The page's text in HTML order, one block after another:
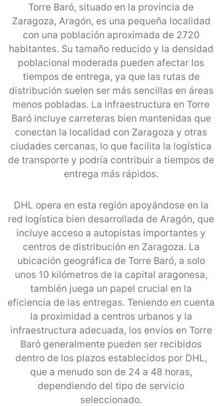
Torre Baró, situado en la provincia de
Zaragoza, Aragón, es una pequeña localidad
con una población aproximada de 2720
habitantes. Su tamaño reducido y la densidad
poblacional moderada pueden afectar los
tiempos de entrega, ya que las rutas de
distribución suelen ser más sencillas en áreas
menos pobladas. La infraestructura en Torre
Baró incluye carreteras bien mantenidas que
conectan la localidad con Zaragoza y otras
ciudades cercanas, lo que facilita la logística
de transporte y podría contribuir a tiempos de
entrega más rápidos.
DHL opera en esta región apoyándose en la
red logística bien desarrollada de Aragón, que
incluye acceso a autopistas importantes y
centros de distribución en Zaragoza. La
ubicación geográfica de Torre Baró, a solo
unos 10 kilómetros de la capital aragonesa,
también juega un papel crucial en la
eficiencia de las entregas. Teniendo en cuenta
la proximidad a centros urbanos y la
infraestructura adecuada, los envíos en Torre
Baró generalmente pueden ser recibidos
dentro de los plazos establecidos por DHL,
que a menudo son de 24 a 48 horas,
dependiendo del tipo de servicio
seleccionado.